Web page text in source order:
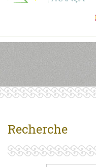
Recherche